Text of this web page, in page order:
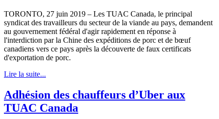
TORONTO, 27 juin 2019 – Les TUAC Canada, le principal
syndicat des travailleurs du secteur de la viande au pays, demandent
au gouvernement fédéral d'agir rapidement en réponse à
l'interdiction par la Chine des expéditions de porc et de bœuf
canadiens vers ce pays après la découverte de faux certificats
d'exportation de porc.
Lire la suite...
Adhésion des chauffeurs d’Uber aux
TUAC Canada